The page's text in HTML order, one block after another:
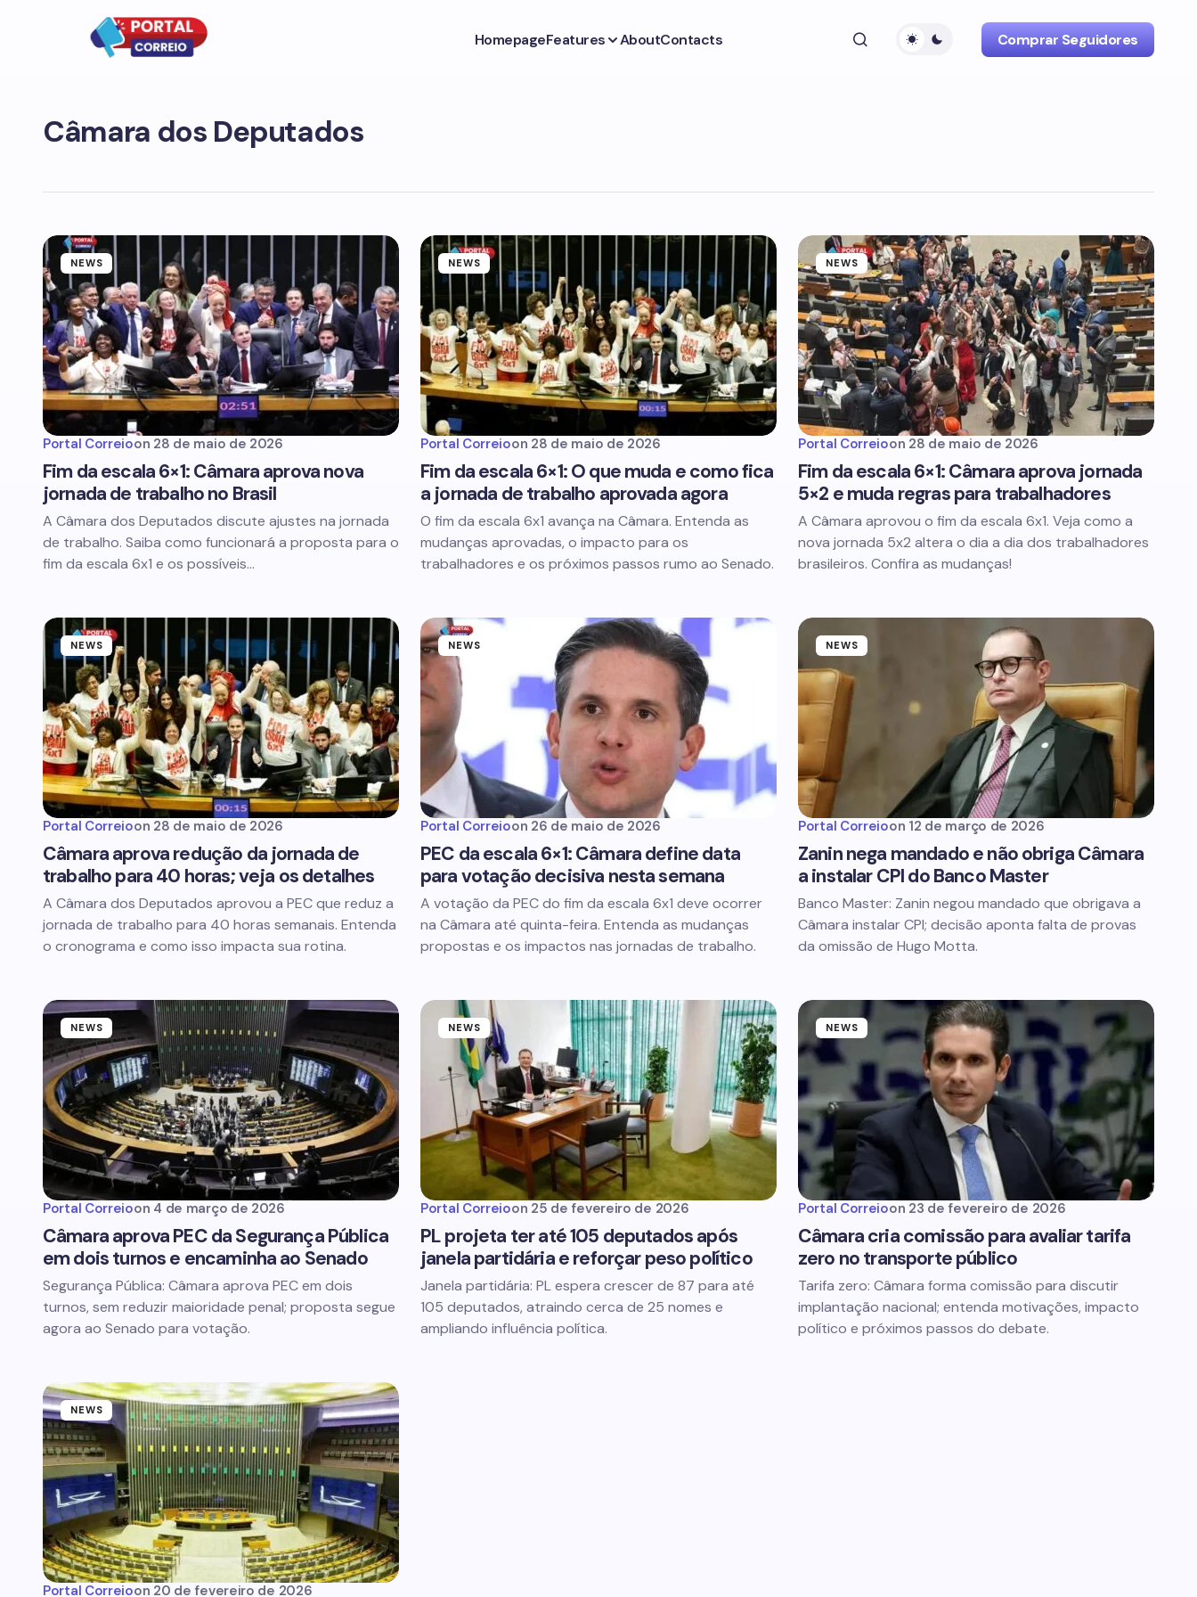
HomepageFeatures AboutContacts Comprar Seguidores
Câmara dos Deputados
NEWS
Portal Correioon 28 de maio de 2026
Fim da escala 6×1: Câmara aprova nova
jornada de trabalho no Brasil
A Câmara dos Deputados discute ajustes na jornada
de trabalho. Saiba como funcionará a proposta para o
fim da escala 6x1 e os possíveis…
NEWS
Portal Correioon 28 de maio de 2026
Fim da escala 6×1: O que muda e como fica
a jornada de trabalho aprovada agora
O fim da escala 6x1 avança na Câmara. Entenda as
mudanças aprovadas, o impacto para os
trabalhadores e os próximos passos rumo ao Senado.
NEWS
Portal Correioon 28 de maio de 2026
Fim da escala 6×1: Câmara aprova jornada
5×2 e muda regras para trabalhadores
A Câmara aprovou o fim da escala 6x1. Veja como a
nova jornada 5x2 altera o dia a dia dos trabalhadores
brasileiros. Confira as mudanças!
NEWS
Portal Correioon 28 de maio de 2026
Câmara aprova redução da jornada de
trabalho para 40 horas; veja os detalhes
A Câmara dos Deputados aprovou a PEC que reduz a
jornada de trabalho para 40 horas semanais. Entenda
o cronograma e como isso impacta sua rotina.
NEWS
Portal Correioon 26 de maio de 2026
PEC da escala 6×1: Câmara define data
para votação decisiva nesta semana
A votação da PEC do fim da escala 6x1 deve ocorrer
na Câmara até quinta-feira. Entenda as mudanças
propostas e os impactos nas jornadas de trabalho.
NEWS
Portal Correioon 12 de março de 2026
Zanin nega mandado e não obriga Câmara
a instalar CPI do Banco Master
Banco Master: Zanin negou mandado que obrigava a
Câmara instalar CPI; decisão aponta falta de provas
da omissão de Hugo Motta.
NEWS
Portal Correioon 4 de março de 2026
Câmara aprova PEC da Segurança Pública
em dois turnos e encaminha ao Senado
Segurança Pública: Câmara aprova PEC em dois
turnos, sem reduzir maioridade penal; proposta segue
agora ao Senado para votação.
NEWS
Portal Correioon 25 de fevereiro de 2026
PL projeta ter até 105 deputados após
janela partidária e reforçar peso político
Janela partidária: PL espera crescer de 87 para até
105 deputados, atraindo cerca de 25 nomes e
ampliando influência política.
NEWS
Portal Correioon 23 de fevereiro de 2026
Câmara cria comissão para avaliar tarifa
zero no transporte público
Tarifa zero: Câmara forma comissão para discutir
implantação nacional; entenda motivações, impacto
político e próximos passos do debate.
NEWS
Portal Correioon 20 de fevereiro de 2026